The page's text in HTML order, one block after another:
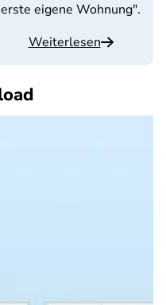
erste eigene Wohnung".
Weiterlesen